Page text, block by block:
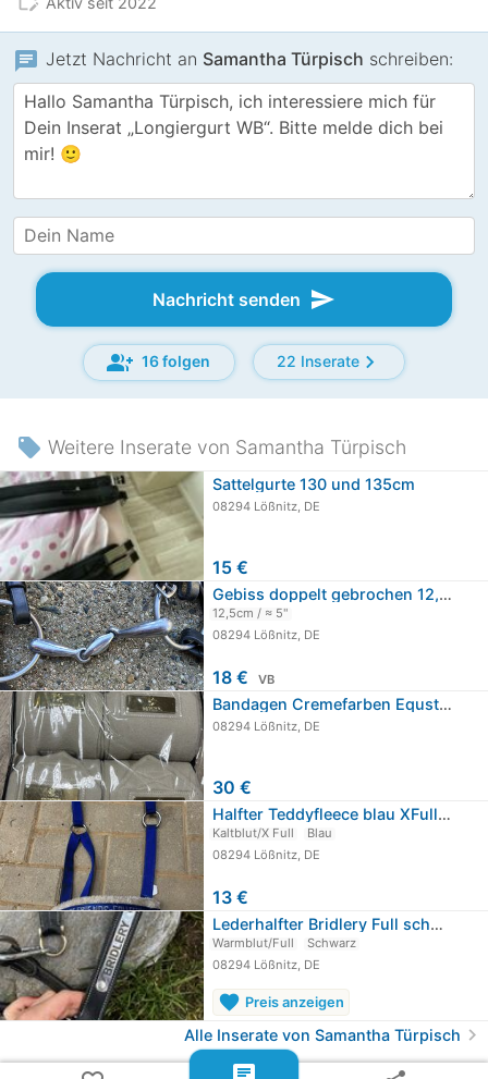
chat Jetzt Nachricht an Samantha Türpisch schreiben:
Nachricht senden send
group_add 16 folgen 22 Inseratechevron_right
local_offer Weitere Inserate von Samantha Türpisch
Sattelgurte 130 und 135cm
08294 Lößnitz, DE
15 €
Gebiss doppelt gebrochen 12,5cm
12,5cm / ≈ 5"
08294 Lößnitz, DE
18 € VB
Bandagen Cremefarben Equstbun neu
08294 Lößnitz, DE
30 €
Halfter Teddyfleece blau XFull/ Kaltblut
Kaltblut/X Full
Blau
08294 Lößnitz, DE
13 €
Lederhalfter Bridlery Full schwarz
Warmblut/Full
Schwarz
08294 Lößnitz, DE
favorite Preis anzeigen
Alle Inserate von Samantha Türpisch chevron_right